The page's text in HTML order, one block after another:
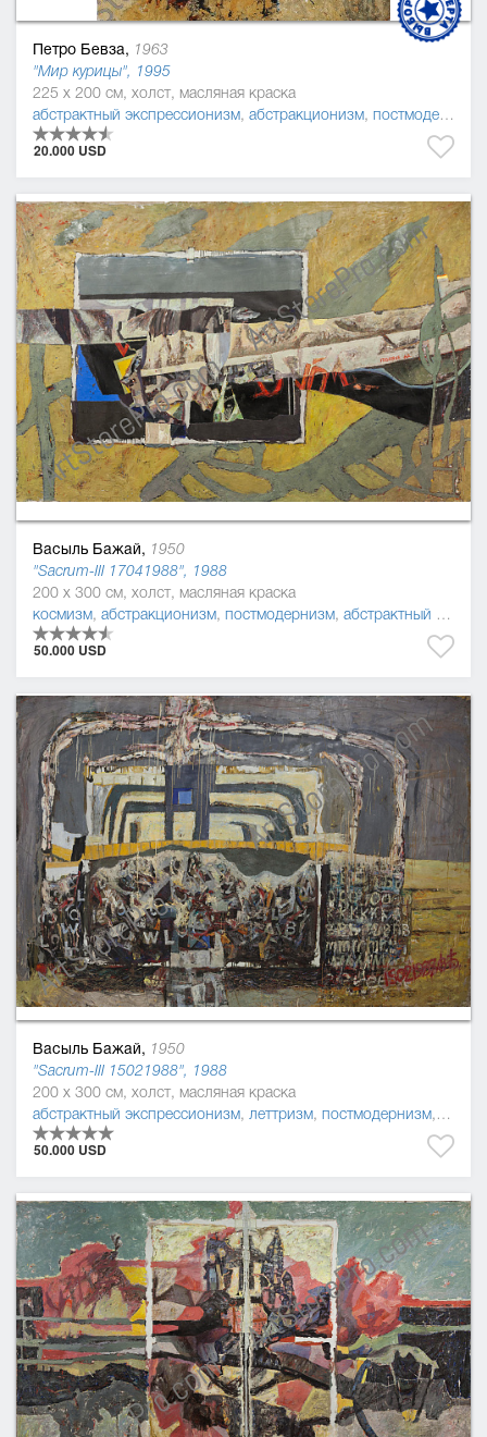
Петро Бевза, 1963
"Мир курицы", 1995
225 x 200 см, холст, масляная краска
абстрактный экспрессионизм, абстракционизм, постмодернизм
20.000 USD
Васыль Бажай, 1950
"Sacrum-ІІІ 17041988", 1988
200 x 300 см, холст, масляная краска
космизм, абстракционизм, постмодернизм, абстрактный экспрессионизм
50.000 USD
Васыль Бажай, 1950
"Sacrum-ІІІ 15021988", 1988
200 x 300 см, холст, масляная краска
абстрактный экспрессионизм, леттризм, постмодернизм,
50.000 USD